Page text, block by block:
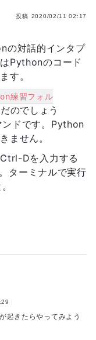
の対話的インタプ
Pythonのコード
す。
習フォル
のでしょう
ドです。Python
ません。
Dを入力する
ターミナルで実行
投稿 2020/02/11 02:17
起きたらやってみよう